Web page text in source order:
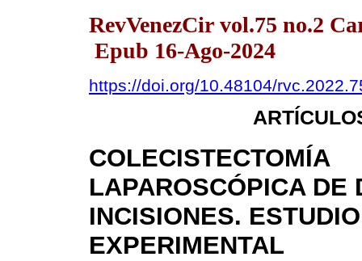
RevVenezCir vol.75 no.2
Epub 16-Ago-2024
https://doi.org/10.48104/
COLECISTECTOMÍA
LAPAROSCÓPICA DE
INCISIONES. ESTUDIO
EXPERIMENTAL